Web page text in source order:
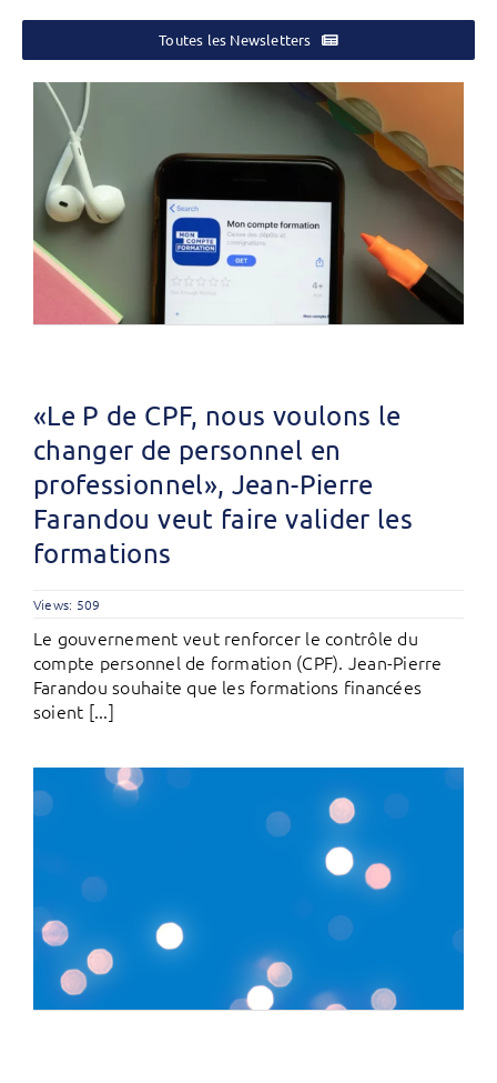
Toutes les Newsletters
«Le P de CPF, nous voulons le
changer de personnel en
professionnel», Jean-Pierre
Farandou veut faire valider les
formations
Views: 509
Le gouvernement veut renforcer le contrôle du
compte personnel de formation (CPF). Jean-Pierre
Farandou souhaite que les formations financées
soient [...]